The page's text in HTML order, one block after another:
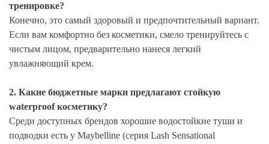
тренировке?
Конечно, это самый здоровый и предпочтительный вариант.
Если вам комфортно без косметики, смело тренируйтесь с
чистым лицом, предварительно нанеся легкий
увлажняющий крем.
2. Какие бюджетные марки предлагают стойкую
waterproof косметику?
Среди доступных брендов хорошие водостойкие туши и
подводки есть у Maybelline (серия Lash Sensational